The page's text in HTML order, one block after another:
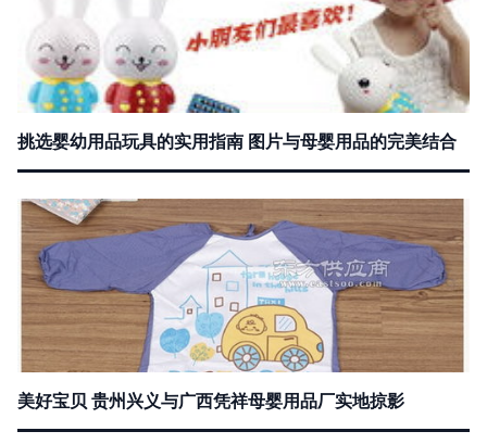
挑选婴幼用品玩具的实用指南 图片与母婴用品的完美结合
美好宝贝 贵州兴义与广西凭祥母婴用品厂实地掠影